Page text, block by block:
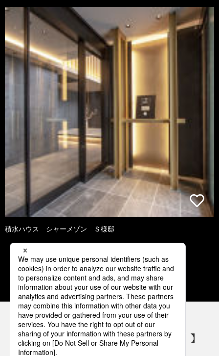
積水ハウス シャーメゾン Ｓ様邸
2 3 4 5 6
パナソニックの電気設備 SNSアカウント